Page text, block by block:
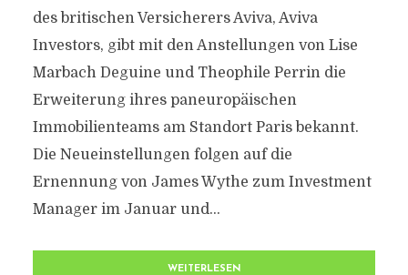
des britischen Versicherers Aviva, Aviva
Investors, gibt mit den Anstellungen von Lise
Marbach Deguine und Theophile Perrin die
Erweiterung ihres paneuropäischen
Immobilienteams am Standort Paris bekannt.
Die Neueinstellungen folgen auf die
Ernennung von James Wythe zum Investment
Manager im Januar und...
WEITERLESEN